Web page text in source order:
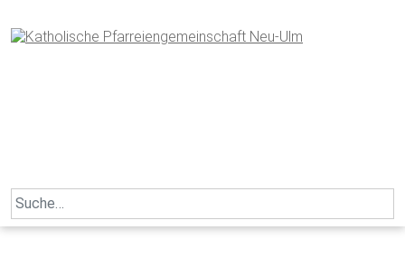
to
content
Search
for: